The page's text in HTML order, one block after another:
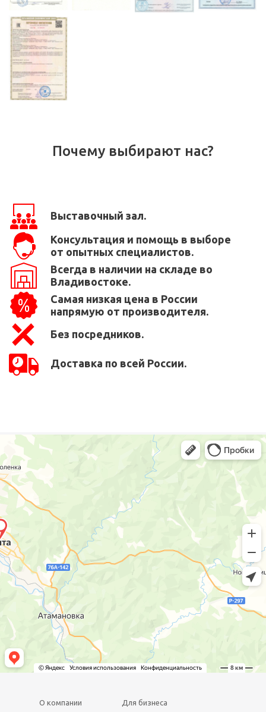
Почему выбирают нас?
Выставочный зал.
Консультация и помощь в выборе
от опытных специалистов.
Всегда в наличии на складе во
Владивостоке.
Самая низкая цена в России
напрямую от производителя.
Без посредников.
Доставка по всей России.
О компании
Для бизнеса